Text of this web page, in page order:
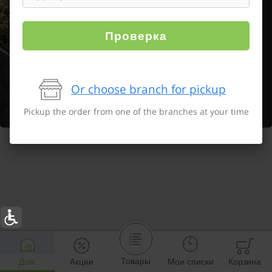
Дом Акции Товары Мои списки Корзина
Проверка
Or choose branch for pickup
Pickup the order from one of the branches at your time